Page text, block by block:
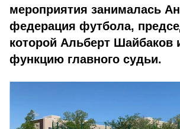
мероприятия занималась
федерация футбола,
которой Альберт Шайбаков
функцию главного судьи.